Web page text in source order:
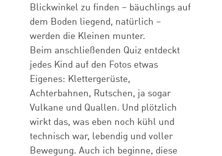
Blickwinkel zu finden – bäuchlings auf
dem Boden liegend, natürlich –
werden die Kleinen munter.
Beim anschließenden Quiz entdeckt
jedes Kind auf den Fotos etwas
Eigenes: Klettergerüste,
Achterbahnen, Rutschen, ja sogar
Vulkane und Quallen. Und plötzlich
wirkt das, was eben noch kühl und
technisch war, lebendig und voller
Bewegung. Auch ich beginne, diese